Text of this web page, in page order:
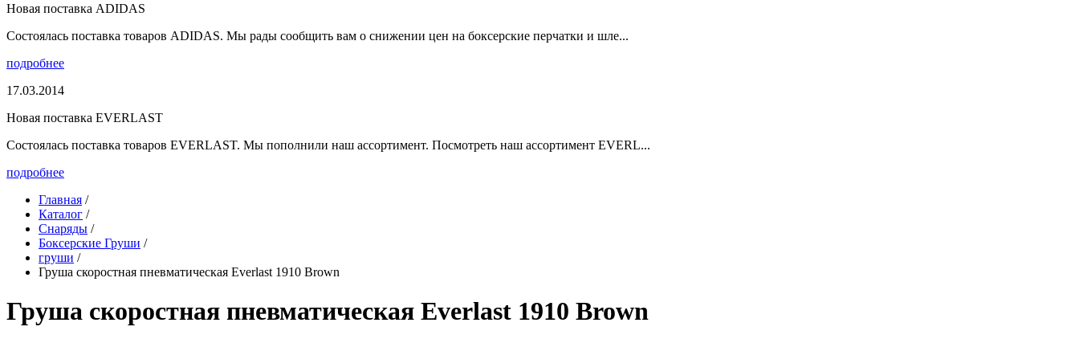
Новая поставка ADIDAS
Состоялась поставка товаров ADIDAS. Мы рады сообщить вам о снижении цен на боксерские перчатки и шле...
подробнее
17.03.2014
Новая поставка EVERLAST
Состоялась поставка товаров EVERLAST. Мы пополнили наш ассортимент. Посмотреть наш ассортимент EVERL...
подробнее
Главная /
Каталог /
Снаряды /
Боксерские Груши /
груши /
Груша скоростная пневматическая Everlast 1910 Brown
Груша скоростная пневматическая Everlast 1910 Brown